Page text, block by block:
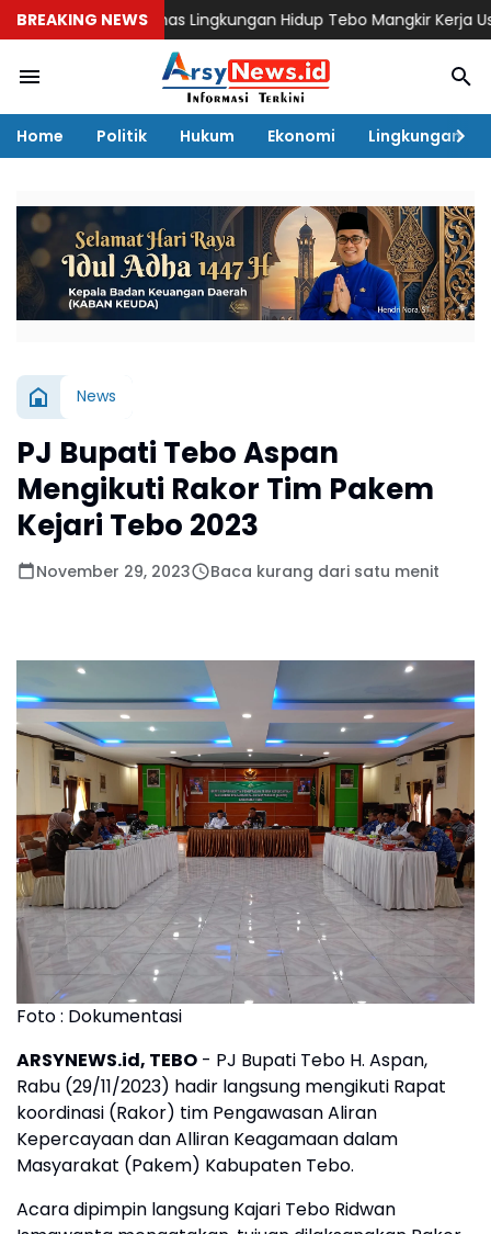
BREAKING NEWS
Pegawai Dinas Lingkungan Hidup Tebo Mangkir Kerja Usai
Home Politik Hukum Ekonomi Lingkungan
News
PJ Bupati Tebo Aspan
Mengikuti Rakor Tim Pakem
Kejari Tebo 2023
November 29, 2023 Baca kurang dari satu menit
Foto : Dokumentasi
ARSYNEWS.id, TEBO - PJ Bupati Tebo H. Aspan,
Rabu (29/11/2023) hadir langsung mengikuti Rapat
koordinasi (Rakor) tim Pengawasan Aliran
Kepercayaan dan Alliran Keagamaan dalam
Masyarakat (Pakem) Kabupaten Tebo.
Acara dipimpin langsung Kajari Tebo Ridwan